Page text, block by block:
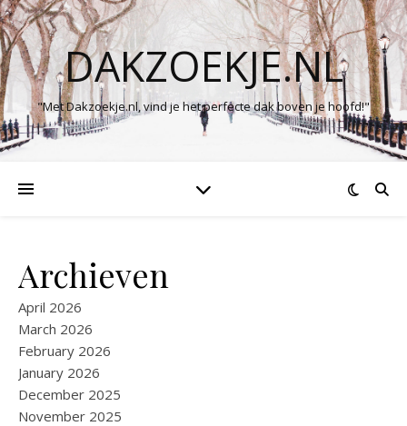
DAKZOEKJE.NL
"Met Dakzoekje.nl, vind je het perfecte dak boven je hoofd!"
Archieven
April 2026
March 2026
February 2026
January 2026
December 2025
November 2025